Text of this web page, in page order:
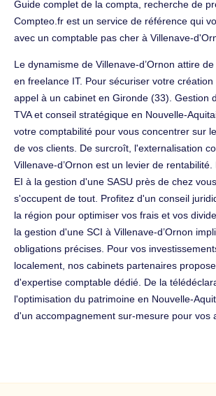
Guide complet de la compta, recherche de
Compteo.fr est un service de référence qui
avec un comptable pas cher à Villenave-
Le dynamisme de Villenave-d’Ornon attire
en freelance IT. Pour sécuriser votre
appel à un cabinet en Gironde (33). Gestion
TVA et conseil stratégique en Nouvelle-
votre comptabilité pour vous concentrer sur
de vos clients. De surcroît, l'externalisation
Villenave-d’Ornon est un levier de
EI à la gestion d'une SASU près de chez
s'occupent de tout. Profitez d'un conseil
la région pour optimiser vos frais et vos
la gestion d'une SCI à Villenave-d’Ornon
obligations précises. Pour vos
localement, nos cabinets partenaires
d'expertise comptable dédié. De la
l'optimisation du patrimoine en Nouvelle-
d'un accompagnement sur-mesure pour vos